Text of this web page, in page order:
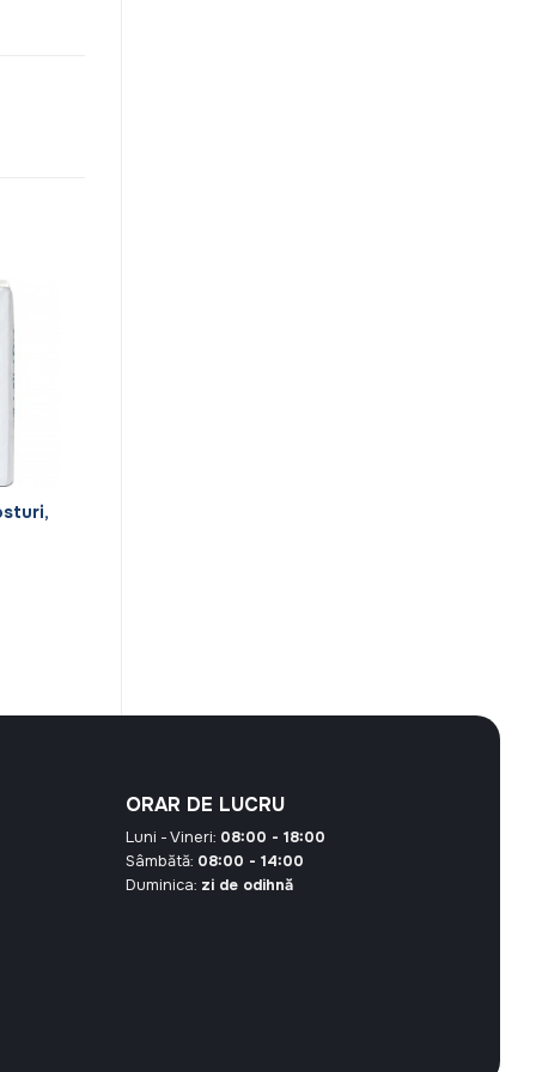
ORAR DE LUCRU
Luni - Vineri: 08:00 - 18:00
Sâmbătă: 08:00 - 14:00
Duminica: zi de odihnă